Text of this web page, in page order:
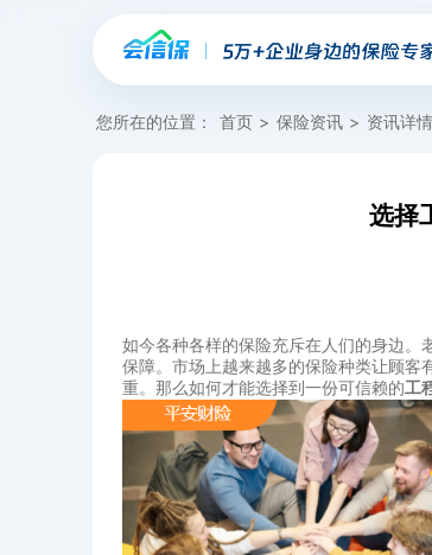
您所在的位置： 首页 > 保险资讯 > 资讯详情
选择
如今各种各样的保险充斥在人们的身边。
保障。市场上越来越多的保险种类让顾客
重。那么如何才能选择到一份可信赖的工